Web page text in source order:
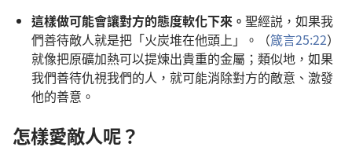
這樣做可能會讓對方的態度軟化下來。 聖經説，如果我
們善待敵人就是把「火炭堆在他頭上」。（箴言25:22）
就像把原礦加熱可以提煉出貴重的金屬；類似地，如果
我們善待仇視我們的人，就可能消除對方的敵意、激發
他的善意。
怎樣愛敵人呢？